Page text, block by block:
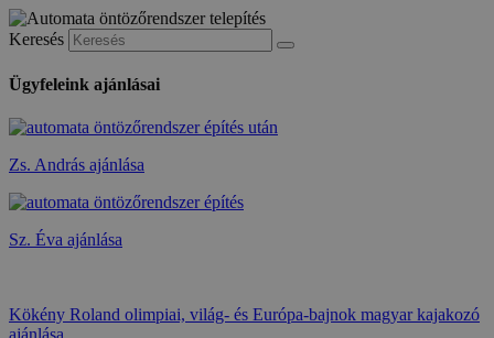
Keresés
Ügyfeleink ajánlásai
Zs. András ajánlása
Sz. Éva ajánlása
Kökény Roland olimpiai, világ- és Európa-bajnok magyar kajakozó